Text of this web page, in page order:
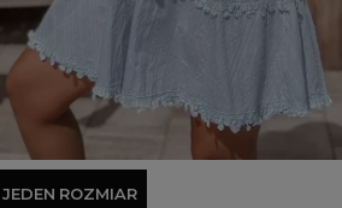
Dodaj do koszyka
Wyprzedany
JEDEN ROZMIAR